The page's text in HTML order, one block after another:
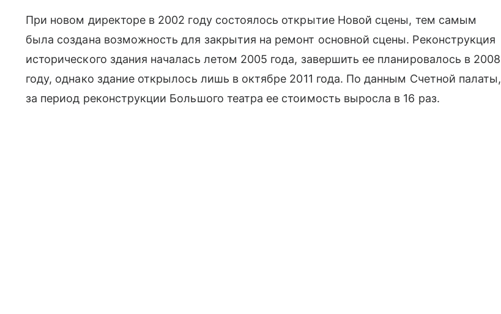
При новом директоре в 2002 году состоялось открытие Новой сцены, тем самым
была создана возможность для закрытия на ремонт основной сцены. Реконструкция
исторического здания началась летом 2005 года, завершить ее планировалось в 2008
году, однако здание открылось лишь в октябре 2011 года. По данным Счетной палаты,
за период реконструкции Большого театра ее стоимость выросла в 16 раз.